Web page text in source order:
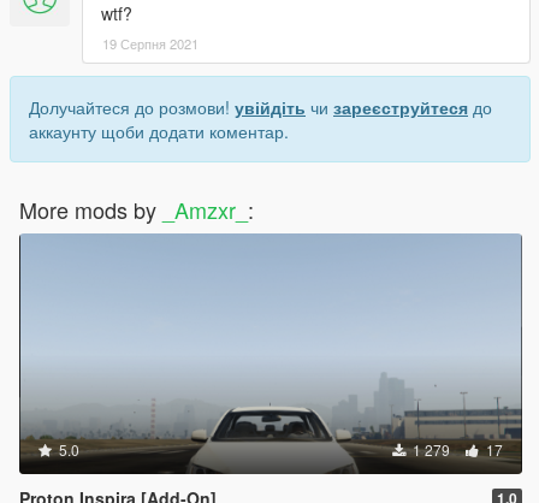
wtf?
19 Серпня 2021
Долучайтеся до розмови! увійдіть чи зареєструйтеся до
аккаунту щоби додати коментар.
More mods by _Amzxr_ :
5.0 1 279 17
1.0